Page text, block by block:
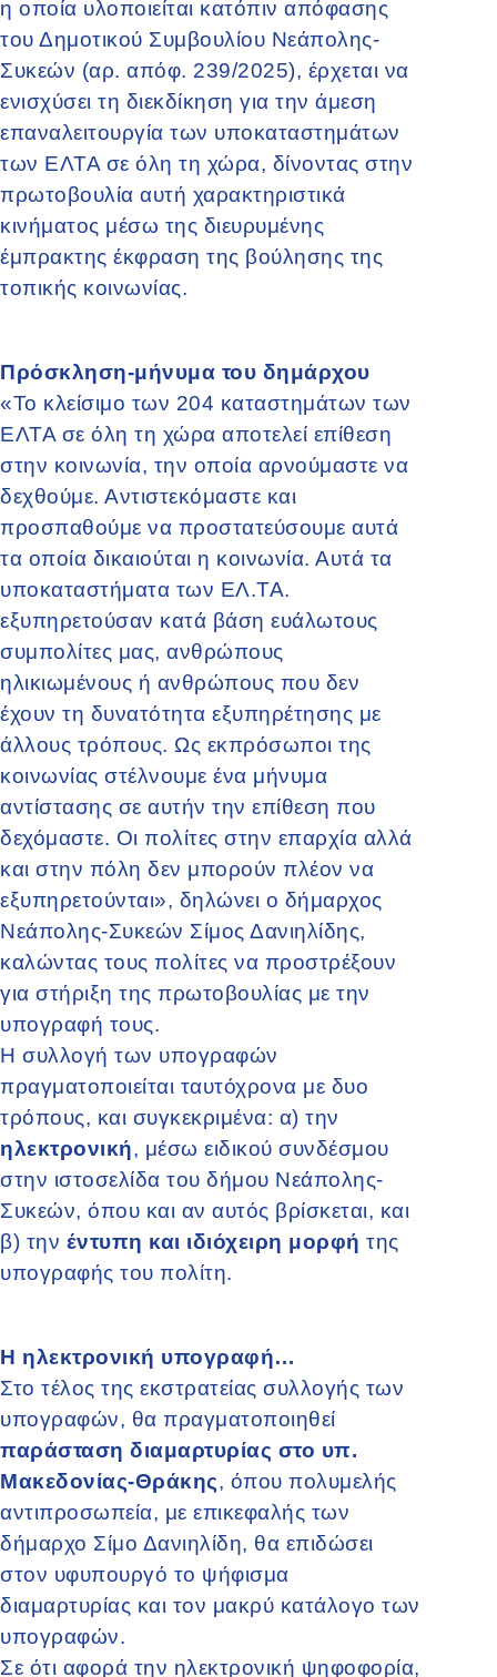
η οποία υλοποιείται κατόπιν απόφασης
του Δημοτικού Συμβουλίου Νεάπολης-
Συκεών (αρ. απόφ. 239/2025), έρχεται να
ενισχύσει τη διεκδίκηση για την άμεση
επαναλειτουργία των υποκαταστημάτων
των ΕΛΤΑ σε όλη τη χώρα, δίνοντας στην
πρωτοβουλία αυτή χαρακτηριστικά
κινήματος μέσω της διευρυμένης
έμπρακτης έκφραση της βούλησης της
τοπικής κοινωνίας.
Πρόσκληση-μήνυμα του δημάρχου
«Το κλείσιμο των 204 καταστημάτων των
ΕΛΤΑ σε όλη τη χώρα αποτελεί επίθεση
στην κοινωνία, την οποία αρνούμαστε να
δεχθούμε. Αντιστεκόμαστε και
προσπαθούμε να προστατεύσουμε αυτά
τα οποία δικαιούται η κοινωνία. Αυτά τα
υποκαταστήματα των ΕΛ.ΤΑ.
εξυπηρετούσαν κατά βάση ευάλωτους
συμπολίτες μας, ανθρώπους
ηλικιωμένους ή ανθρώπους που δεν
έχουν τη δυνατότητα εξυπηρέτησης με
άλλους τρόπους. Ως εκπρόσωποι της
κοινωνίας στέλνουμε ένα μήνυμα
αντίστασης σε αυτήν την επίθεση που
δεχόμαστε. Οι πολίτες στην επαρχία αλλά
και στην πόλη δεν μπορούν πλέον να
εξυπηρετούνται», δηλώνει ο δήμαρχος
Νεάπολης-Συκεών Σίμος Δανιηλίδης,
καλώντας τους πολίτες να προστρέξουν
για στήριξη της πρωτοβουλίας με την
υπογραφή τους.
Η συλλογή των υπογραφών
πραγματοποιείται ταυτόχρονα με δυο
τρόπους, και συγκεκριμένα: α) την
ηλεκτρονική, μέσω ειδικού συνδέσμου
στην ιστοσελίδα του δήμου Νεάπολης-
Συκεών, όπου και αν αυτός βρίσκεται, και
β) την έντυπη και ιδιόχειρη μορφή της
υπογραφής του πολίτη.
Η ηλεκτρονική υπογραφή…
Στο τέλος της εκστρατείας συλλογής των
υπογραφών, θα πραγματοποιηθεί
παράσταση διαμαρτυρίας στο υπ.
Μακεδονίας-Θράκης, όπου πολυμελής
αντιπροσωπεία, με επικεφαλής των
δήμαρχο Σίμο Δανιηλίδη, θα επιδώσει
στον υφυπουργό το ψήφισμα
διαμαρτυρίας και τον μακρύ κατάλογο των
υπογραφών.
Σε ότι αφορά την ηλεκτρονική ψηφοφορία,